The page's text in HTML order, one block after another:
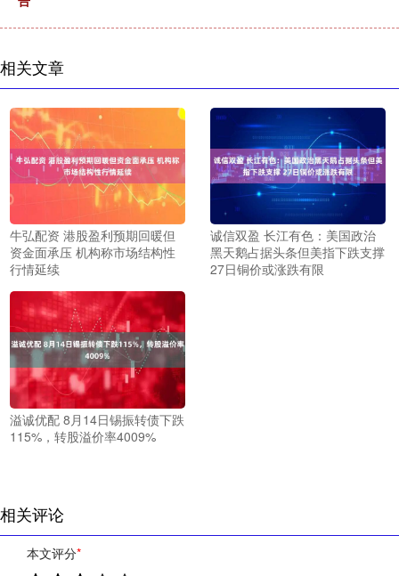
相关文章
牛弘配资 港股盈利预期回暖但
资金面承压 机构称市场结构性
行情延续
诚信双盈 长江有色：美国政治
黑天鹅占据头条但美指下跌支撑
27日铜价或涨跌有限
溢诚优配 8月14日锡振转债下跌
115%，转股溢价率4009%
相关评论
本文评分*